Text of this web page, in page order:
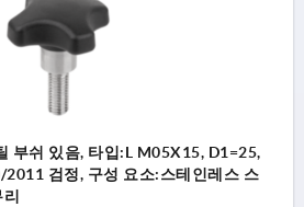
부쉬 있음, 타입:L M05X15, D1=25,
2011 검정, 구성 요소:스테인레스 스